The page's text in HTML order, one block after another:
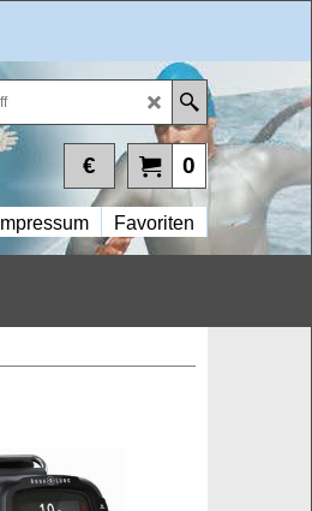
0
€
Impressum Favoriten